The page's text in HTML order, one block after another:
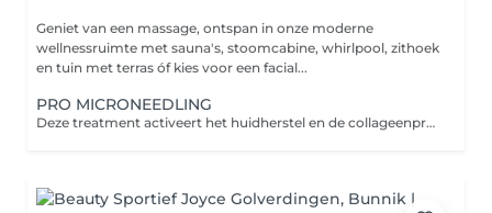
Geniet van een massage, ontspan in onze moderne
wellnessruimte met sauna's, stoomcabine, whirlpool, zithoek
en tuin met terras óf kies voor een facial...
PRO MICRONEEDLING
Deze treatment activeert het huidherstel en de collageenproductie. Met geavanceerde technieken werkt deze treatment krachtig op donkere vlekjes, rimpels en vergrote poriën.